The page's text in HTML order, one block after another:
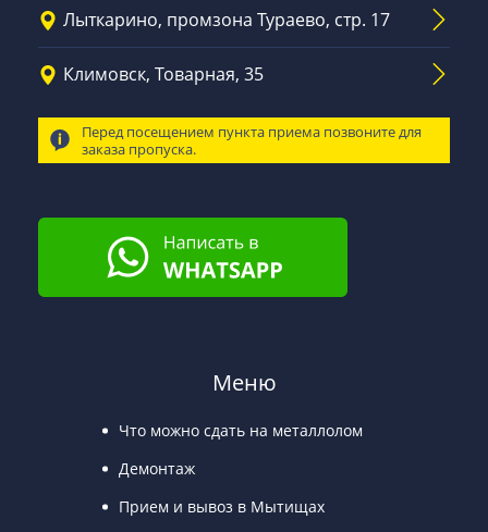
Лыткарино, промзона Тураево, стр. 17
Климовск, Товарная, 35
Перед посещением пункта приема позвоните для
заказа пропуска.
Меню
Что можно сдать на металлолом
Демонтаж
Прием и вывоз в Мытищах